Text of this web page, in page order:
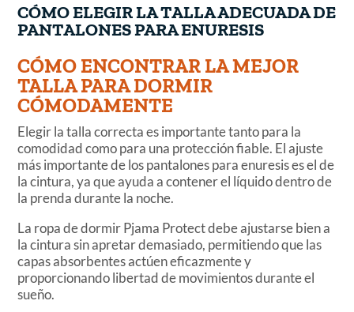
CÓMO ELEGIR LA TALLA ADECUADA DE
PANTALONES PARA ENURESIS
CÓMO ENCONTRAR LA MEJOR
TALLA PARA DORMIR
CÓMODAMENTE
Elegir la talla correcta es importante tanto para la
comodidad como para una protección fiable. El ajuste
más importante de los pantalones para enuresis es el de
la cintura, ya que ayuda a contener el líquido dentro de
la prenda durante la noche.
La ropa de dormir Pjama Protect debe ajustarse bien a
la cintura sin apretar demasiado, permitiendo que las
capas absorbentes actúen eficazmente y
proporcionando libertad de movimientos durante el
sueño.